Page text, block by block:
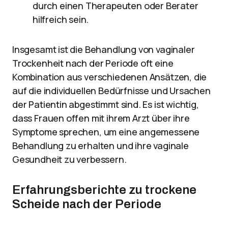
durch einen Therapeuten oder Berater
hilfreich sein.
Insgesamt ist die Behandlung von vaginaler
Trockenheit nach der Periode oft eine
Kombination aus verschiedenen Ansätzen, die
auf die individuellen Bedürfnisse und Ursachen
der Patientin abgestimmt sind. Es ist wichtig,
dass Frauen offen mit ihrem Arzt über ihre
Symptome sprechen, um eine angemessene
Behandlung zu erhalten und ihre vaginale
Gesundheit zu verbessern.
Erfahrungsberichte zu trockene
Scheide nach der Periode